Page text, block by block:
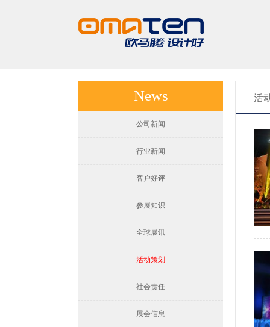
News
公司新闻
行业新闻
客户好评
参展知识
全球展讯
活动策划
社会责任
展会信息
活